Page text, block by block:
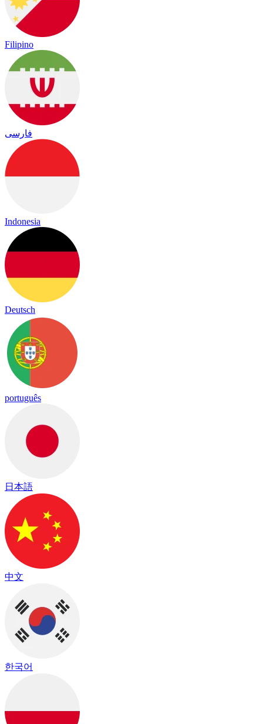
Filipino
فارسی
Indonesia
Deutsch
português
日本語
中文
한국어